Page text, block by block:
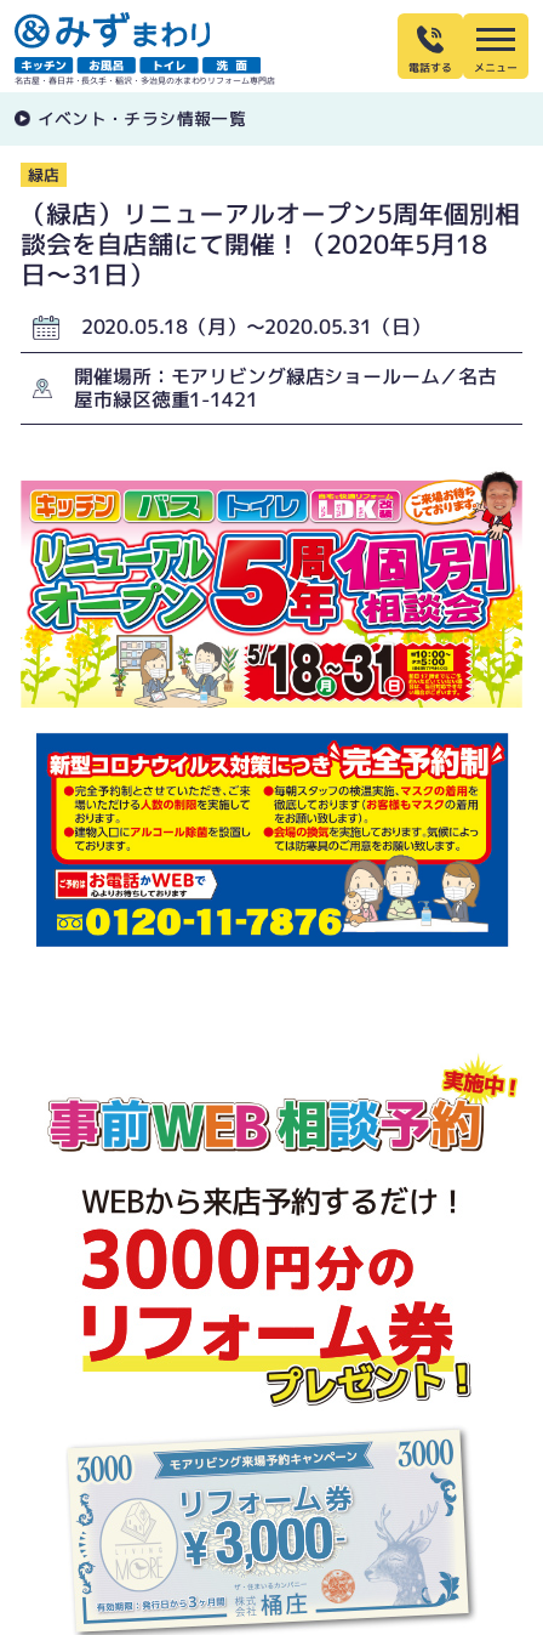
名古屋・春日井・長久手・稲沢・多治見の水まわりリフォーム専門店
電話する
イベント・チラシ情報一覧
緑店
（緑店）リニューアルオープン5周年個別相
談会を自店舗にて開催！（2020年5月18
日〜31日）
2020.05.18（月）〜2020.05.31（日）
開催場所：モアリビング緑店ショールーム／名古
屋市緑区徳重1-1421